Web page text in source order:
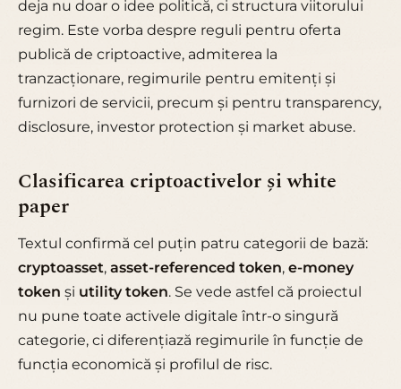
deja nu doar o idee politică, ci structura viitorului
regim. Este vorba despre reguli pentru oferta
publică de criptoactive, admiterea la
tranzacționare, regimurile pentru emitenți și
furnizori de servicii, precum și pentru transparency,
disclosure, investor protection și market abuse.
Clasificarea criptoactivelor și white
paper
Textul confirmă cel puțin patru categorii de bază:
cryptoasset, asset-referenced token, e-money
token și utility token. Se vede astfel că proiectul
nu pune toate activele digitale într-o singură
categorie, ci diferențiază regimurile în funcție de
funcția economică și profilul de risc.